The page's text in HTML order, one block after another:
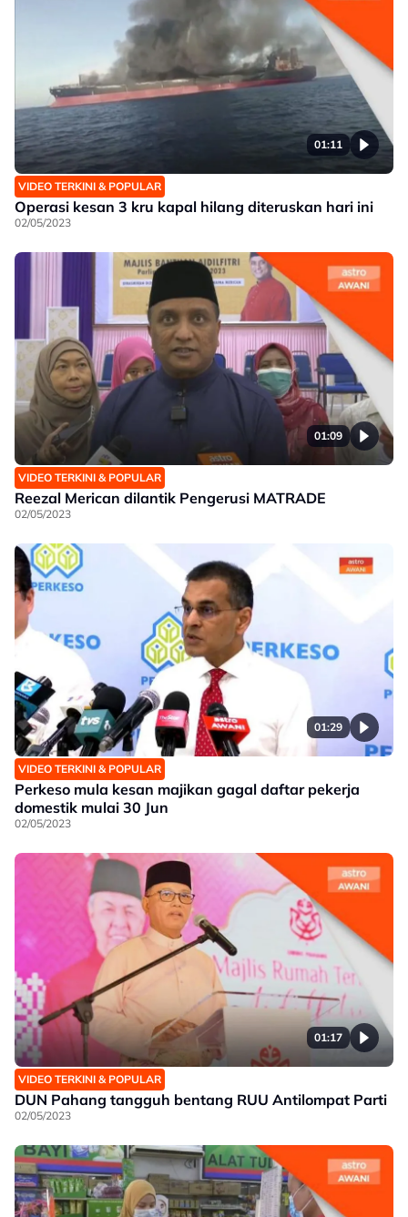
01:11
VIDEO TERKINI & POPULAR
Operasi kesan 3 kru kapal hilang diteruskan hari ini
02/05/2023
01:09
VIDEO TERKINI & POPULAR
Reezal Merican dilantik Pengerusi MATRADE
02/05/2023
01:29
VIDEO TERKINI & POPULAR
Perkeso mula kesan majikan gagal daftar pekerja
domestik mulai 30 Jun
02/05/2023
01:17
VIDEO TERKINI & POPULAR
DUN Pahang tangguh bentang RUU Antilompat Parti
02/05/2023